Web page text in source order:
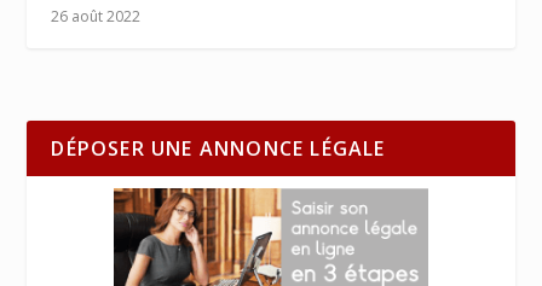
26 août 2022
DÉPOSER UNE ANNONCE LÉGALE